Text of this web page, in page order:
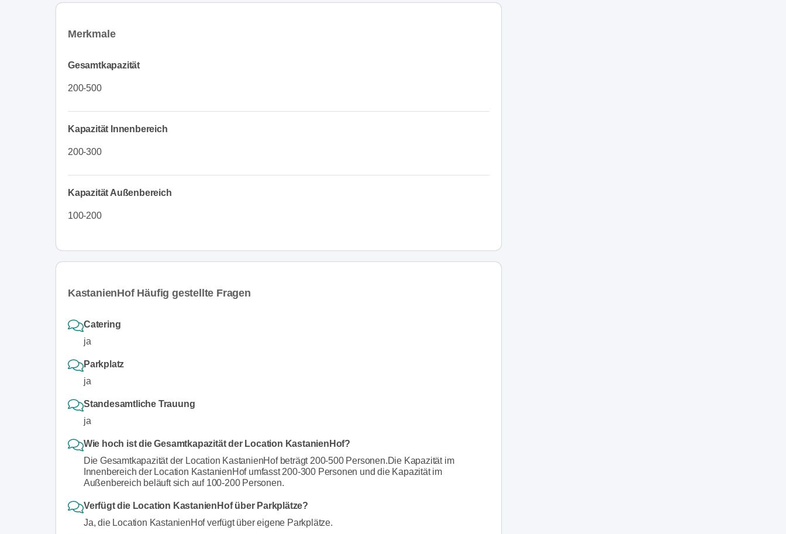
Merkmale
Gesamtkapazität
200-500
Kapazität Innenbereich
200-300
Kapazität Außenbereich
100-200
KastanienHof Häufig gestellte Fragen
Catering
ja
Parkplatz
ja
Standesamtliche Trauung
ja
Wie hoch ist die Gesamtkapazität der Location KastanienHof?
Die Gesamtkapazität der Location KastanienHof beträgt 200-500 Personen.Die Kapazität im
Innenbereich der Location KastanienHof umfasst 200-300 Personen und die Kapazität im
Außenbereich beläuft sich auf 100-200 Personen.
Verfügt die Location KastanienHof über Parkplätze?
Ja, die Location KastanienHof verfügt über eigene Parkplätze.